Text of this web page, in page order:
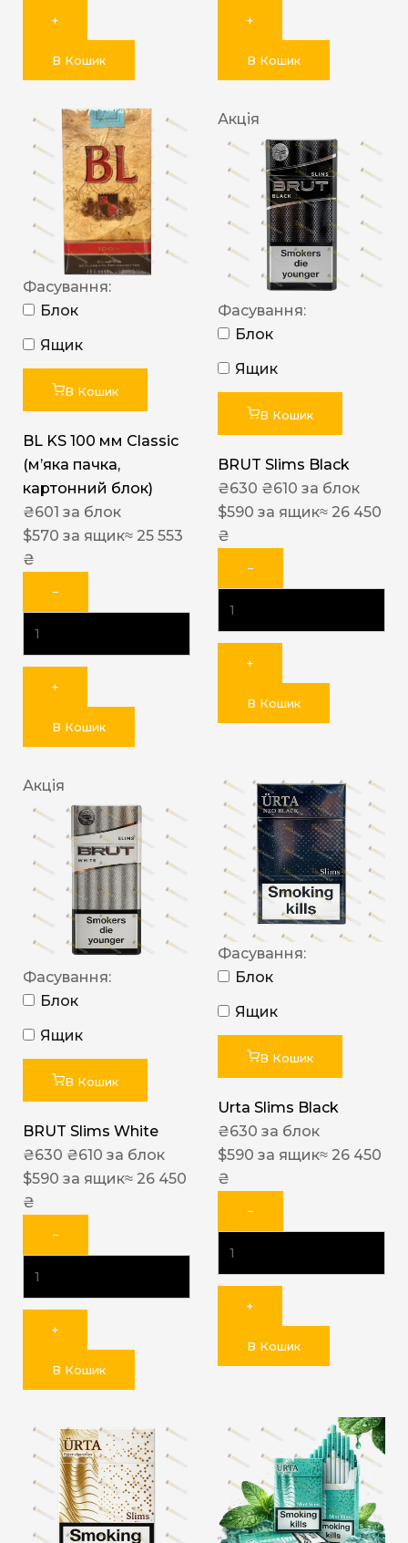
+
В Кошик
+
В Кошик
Фасування:
Блок
Ящик
В Кошик
BL KS 100 мм Classic
(м’яка пачка,
картонний блок)
₴601 за блок
$570 за ящик≈ 25 553
₴
−
+
В Кошик
Акція
Фасування:
Блок
Ящик
В Кошик
BRUT Slims Black
₴630 ₴610 за блок
$590 за ящик≈ 26 450
₴
−
+
В Кошик
Акція
Фасування:
Блок
Ящик
В Кошик
BRUT Slims White
₴630 ₴610 за блок
$590 за ящик≈ 26 450
₴
−
+
В Кошик
Фасування:
Блок
Ящик
В Кошик
Urta Slims Black
₴630 за блок
$590 за ящик≈ 26 450
₴
−
+
В Кошик